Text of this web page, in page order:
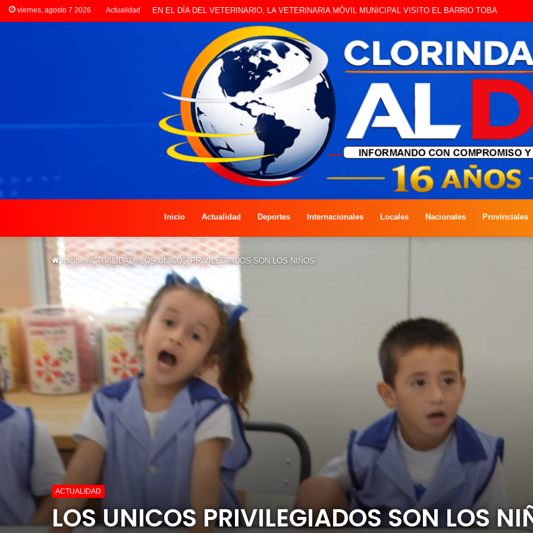
viernes, agosto 7 2026 Actualidad EN EL DÍA DEL VETERINARIO, LA VETERINARIA MÓVIL MUNICIPAL VISITO EL BARRIO TOBA
Inicio Actualidad Deportes Internacionales Locales Nacionales Provinciales
Inicio / ACTUALIDAD / LOS UNICOS PRIVILEGIADOS SON LOS NIÑOS
ACTUALIDAD
LOS UNICOS PRIVILEGIADOS SON LOS